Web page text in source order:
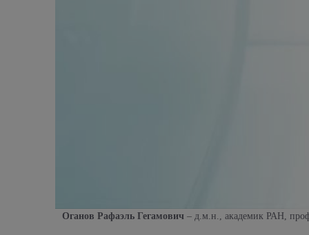
Оганов Рафаэль Гегамович – д.м.н., академик РАН,